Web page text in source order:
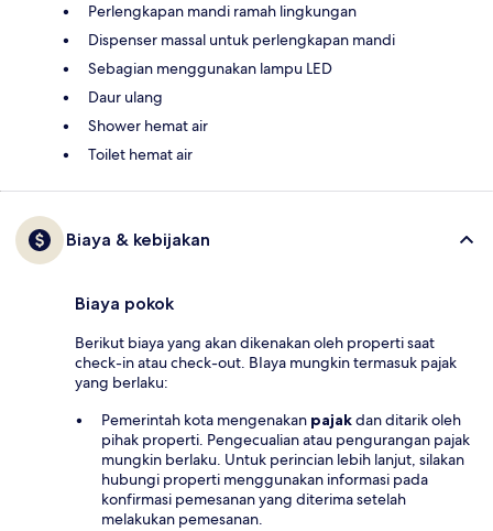
Perlengkapan mandi ramah lingkungan
Dispenser massal untuk perlengkapan mandi
Sebagian menggunakan lampu LED
Daur ulang
Shower hemat air
Toilet hemat air
Biaya & kebijakan
Biaya pokok
Berikut biaya yang akan dikenakan oleh properti saat
check-in atau check-out. BIaya mungkin termasuk pajak
yang berlaku:
Pemerintah kota mengenakan pajakdan ditarik oleh
pihak properti. Pengecualian atau pengurangan pajak
mungkin berlaku. Untuk perincian lebih lanjut, silakan
hubungi properti menggunakan informasi pada
konfirmasi pemesanan yang diterima setelah
melakukan pemesanan.